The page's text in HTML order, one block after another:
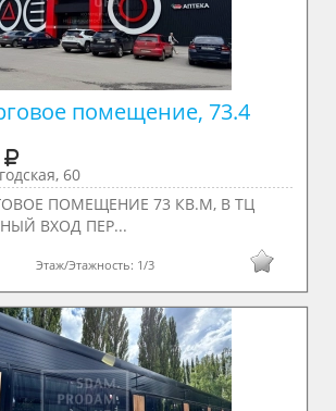
помещение, 73.4
60
ПОМЕЩЕНИЕ 73 КВ.М, В TЦ
ВХОД ПЕР...
Этаж/Этажность: 1/3